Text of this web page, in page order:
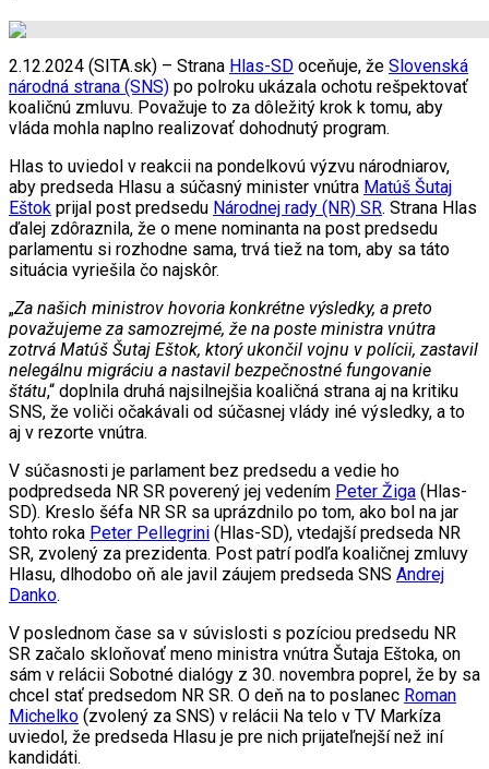
2.12.2024 (SITA.sk) – Strana Hlas-SD oceňuje, že Slovenská
národná strana (SNS) po polroku ukázala ochotu rešpektovať
koaličnú zmluvu. Považuje to za dôležitý krok k tomu, aby
vláda mohla naplno realizovať dohodnutý program.
Hlas to uviedol v reakcii na pondelkovú výzvu národniarov,
aby predseda Hlasu a súčasný minister vnútra Matúš Šutaj
Eštok prijal post predsedu Národnej rady (NR) SR. Strana Hlas
ďalej zdôraznila, že o mene nominanta na post predsedu
parlamentu si rozhodne sama, trvá tiež na tom, aby sa táto
situácia vyriešila čo najskôr.
„Za našich ministrov hovoria konkrétne výsledky, a preto
považujeme za samozrejmé, že na poste ministra vnútra
zotrvá Matúš Šutaj Eštok, ktorý ukončil vojnu v polícii, zastavil
nelegálnu migráciu a nastavil bezpečnostné fungovanie
štátu,“ doplnila druhá najsilnejšia koaličná strana aj na kritiku
SNS, že voliči očakávali od súčasnej vlády iné výsledky, a to
aj v rezorte vnútra.
V súčasnosti je parlament bez predsedu a vedie ho
podpredseda NR SR poverený jej vedením Peter Žiga (Hlas-
SD). Kreslo šéfa NR SR sa uprázdnilo po tom, ako bol na jar
tohto roka Peter Pellegrini (Hlas-SD), vtedajší predseda NR
SR, zvolený za prezidenta. Post patrí podľa koaličnej zmluvy
Hlasu, dlhodobo oň ale javil záujem predseda SNS Andrej
Danko.
V poslednom čase sa v súvislosti s pozíciou predsedu NR
SR začalo skloňovať meno ministra vnútra Šutaja Eštoka, on
sám v relácii Sobotné dialógy z 30. novembra poprel, že by sa
chcel stať predsedom NR SR. O deň na to poslanec Roman
Michelko (zvolený za SNS) v relácii Na telo v TV Markíza
uviedol, že predseda Hlasu je pre nich prijateľnejší než iní
kandidáti.